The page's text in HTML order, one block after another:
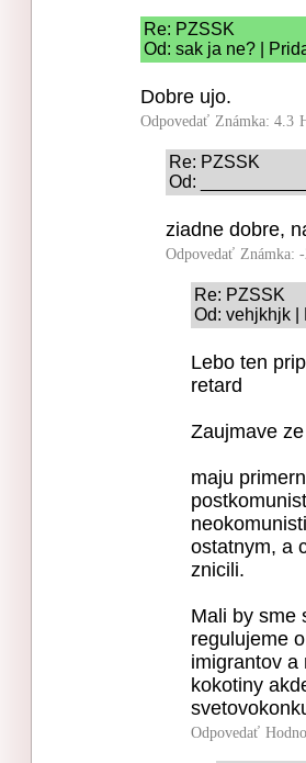
Re: PZSSK
Od: sak ja ne? |
Dobre ujo.
Odpovedať Známka: 4.3
Re: PZSSK
Od:
ziadne dobre,
Odpovedať Známka:
Re: PZSSK
Od: vehjkhjk |
Lebo ten
retard
Zaujmave
maju
ostatnym, a
znicili.
Mali by sme
regulujeme
imigrantov a
kokotiny
Odpovedať